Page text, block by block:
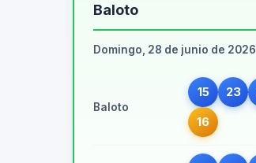
Baloto
Domingo, 28 de junio de 2026
Baloto
15 23
16